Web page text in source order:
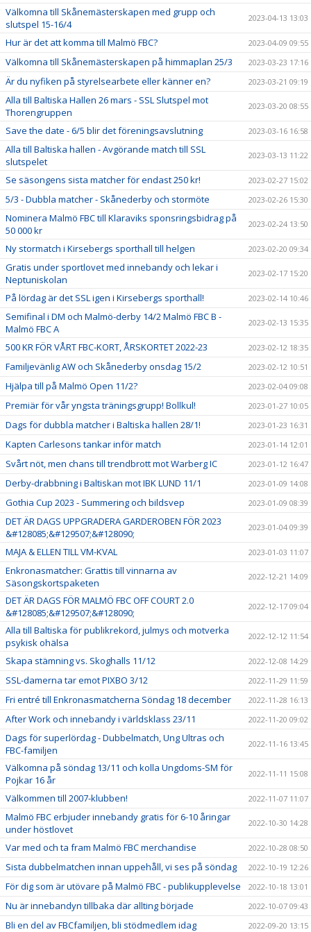
Välkomna till Skånemästerskapen med grupp och
slutspel 15-16/4
2023-04-13 13:03
Hur är det att komma till Malmö FBC? 2023-04-09 09:55
Välkomna till Skånemästerskapen på himmaplan 25/3 2023-03-23 17:16
Är du nyfiken på styrelsearbete eller känner en? 2023-03-21 09:19
Alla till Baltiska Hallen 26 mars - SSL Slutspel mot
Thorengruppen
2023-03-20 08:55
Save the date - 6/5 blir det föreningsavslutning 2023-03-16 16:58
Alla till Baltiska hallen - Avgörande match till SSL
slutspelet
2023-03-13 11:22
Se säsongens sista matcher för endast 250 kr! 2023-02-27 15:02
5/3 - Dubbla matcher - Skånederby och stormöte 2023-02-26 15:30
Nominera Malmö FBC till Klaraviks sponsringsbidrag på
50 000 kr
2023-02-24 13:50
Ny stormatch i Kirsebergs sporthall till helgen 2023-02-20 09:34
Gratis under sportlovet med innebandy och lekar i
Neptuniskolan
2023-02-17 15:20
På lördag är det SSL igen i Kirsebergs sporthall! 2023-02-14 10:46
Semifinal i DM och Malmö-derby 14/2 Malmö FBC B -
Malmö FBC A
2023-02-13 15:35
500 KR FÖR VÅRT FBC-KORT, ÅRSKORTET 2022-23 2023-02-12 18:35
Familjevänlig AW och Skånederby onsdag 15/2 2023-02-12 10:51
Hjälpa till på Malmö Open 11/2? 2023-02-04 09:08
Premiär för vår yngsta träningsgrupp! Bollkul! 2023-01-27 10:05
Dags för dubbla matcher i Baltiska hallen 28/1! 2023-01-23 16:31
Kapten Carlesons tankar inför match 2023-01-14 12:01
Svårt nöt, men chans till trendbrott mot Warberg IC 2023-01-12 16:47
Derby-drabbning i Baltiskan mot IBK LUND 11/1 2023-01-09 14:08
Gothia Cup 2023 - Summering och bildsvep 2023-01-09 08:39
DET ÄR DAGS UPPGRADERA GARDEROBEN FÖR 2023
&#128085;&#129507;&#128090;
2023-01-04 09:39
MAJA & ELLEN TILL VM-KVAL 2023-01-03 11:07
Enkronasmatcher: Grattis till vinnarna av
Säsongskortspaketen
2022-12-21 14:09
DET ÄR DAGS FÖR MALMÖ FBC OFF COURT 2.0
&#128085;&#129507;&#128090;
2022-12-17 09:04
Alla till Baltiska för publikrekord, julmys och motverka
psykisk ohälsa
2022-12-12 11:54
Skapa stämning vs. Skoghalls 11/12 2022-12-08 14:29
SSL-damerna tar emot PIXBO 3/12 2022-11-29 11:59
Fri entré till Enkronasmatcherna Söndag 18 december 2022-11-28 16:13
After Work och innebandy i världsklass 23/11 2022-11-20 09:02
Dags för superlördag - Dubbelmatch, Ung Ultras och
FBC-familjen
2022-11-16 13:45
Välkomna på söndag 13/11 och kolla Ungdoms-SM för
Pojkar 16 år
2022-11-11 15:08
Välkommen till 2007-klubben! 2022-11-07 11:07
Malmö FBC erbjuder innebandy gratis för 6-10 åringar
under höstlovet
2022-10-30 14:28
Var med och ta fram Malmö FBC merchandise 2022-10-28 08:50
Sista dubbelmatchen innan uppehåll, vi ses på söndag 2022-10-19 12:26
För dig som är utövare på Malmö FBC - publikupplevelse 2022-10-18 13:01
Nu är innebandyn tillbaka där allting började 2022-10-07 09:43
Bli en del av FBCfamiljen, bli stödmedlem idag 2022-09-20 13:15